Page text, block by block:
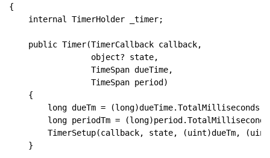
{
    internal TimerHolder _timer;
    public Timer(TimerCallback callback,
                 object? state,
                 TimeSpan dueTime,
                 TimeSpan period)
    {
        long dueTm = (long)dueTime.TotalMilliseconds;
long periodTm =
TimerSetup(callback, state, (uint)dueTm,
    }